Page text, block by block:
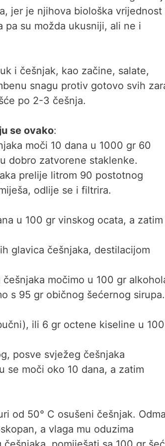
jer je njihova biološka vrijednost
su možda ukusniji, ali ne i
i češnjak, kao začine, salate,
snagu protiv gotovo svih
po 2-3 češnja.
se ovako:
moči 10 dana u 1000 gr 60
dobro zatvorene staklenke.
prelije litrom 90 postotnog
odlije se i filtrira.
u 100 gr vinskog ocata, a zatim
glavica češnjaka, destilacijom
močimo u 100 gr
s 95 gr običnog šećernog sirupa.
ili 6 gr octene kiseline u
posve svježeg češnjaka
se moči oko 10 dana, a zatim
od 50° C osušeni češnjak.
a vlaga mu oduzima